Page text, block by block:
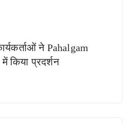
ने Pahalgam
किया प्रदर्शन